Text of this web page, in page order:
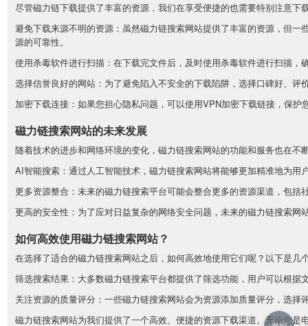
尽管磁力链下载提供了丰富的资源，我们在享受便捷的也需要特别注意
避免下载来源不明的资源：虽然磁力链搜索网站提供了丰富的资源，但
源的可靠性。
使用杀毒软件进行扫描：在下载完文件后，及时使用杀毒软件进行扫描，
选择信誉良好的网站：为了避免陷入不安全的下载陷阱，选择口碑好、
加密下载连接：如果您担心隐私问题，可以使用VPN加密下载链接，保护
磁力链搜索网站的未来发展
随着技术的进步和网络环境的变化，磁力链搜索网站的功能和服务也在
AI智能搜索：通过人工智能技术，磁力链搜索网站将能够更加精准地为
更多资源整合：未来的磁力链搜索平台可能会整合更多的资源渠道，包
更高的安全性：为了应对日益复杂的网络安全问题，未来的磁力链搜索
如何高效使用磁力链搜索网站？
在选择了适合的磁力链搜索网站之后，如何高效地使用它们呢？以下是几
筛选搜索结果：大多数磁力链搜索平台都提供了筛选功能，用户可以根
关注资源的质量评分：一些磁力链搜索网站会为资源添加质量评分，选
磁力链搜索网站为我们提供了一个高效、便捷的资源下载渠道。无论您